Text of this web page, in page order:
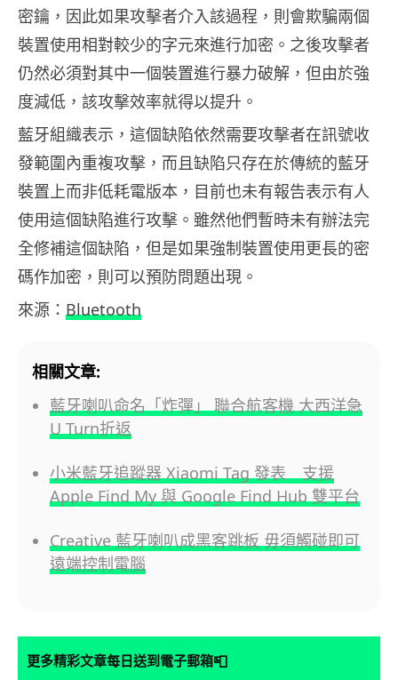
密鑰，因此如果攻擊者介入該過程，則會欺騙兩個
裝置使用相對較少的字元來進行加密。之後攻擊者
仍然必須對其中一個裝置進行暴力破解，但由於強
度減低，該攻擊效率就得以提升。
藍牙組織表示，這個缺陷依然需要攻擊者在訊號收
發範圍內重複攻擊，而且缺陷只存在於傳統的藍牙
裝置上而非低耗電版本，目前也未有報告表示有人
使用這個缺陷進行攻擊。雖然他們暫時未有辦法完
全修補這個缺陷，但是如果強制裝置使用更長的密
碼作加密，則可以預防問題出現。
來源： Bluetooth
相關文章:
藍牙喇叭命名「炸彈」 聯合航客機 大西洋急
U Turn折返
小米藍牙追蹤器 Xiaomi Tag 發表 支援
Apple Find My 與 Google Find Hub 雙平台
Creative 藍牙喇叭成黑客跳板 毋須觸碰即可
遠端控制電腦
更多精彩文章每日送到電子郵箱📮